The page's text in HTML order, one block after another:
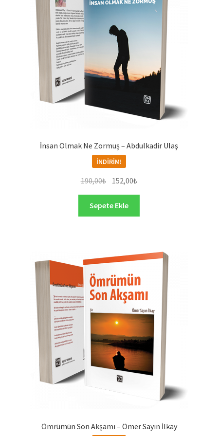
İnsan Olmak Ne Zormuş – Abdulkadir Ulaş
İNDIRIM!
190,00₺ Orijinal
fiyat:
190,00₺.
152,00₺Şu
andaki
152,00₺.
Sepete Ekle
Ömrümün Son Akşamı – Ömer Sayın İlkay